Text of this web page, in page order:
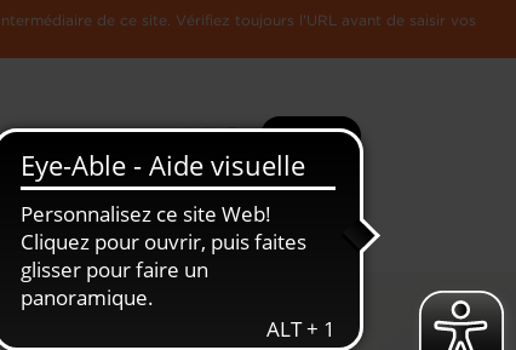
de ce site. Vérifiez toujours l'URL avant de saisir vos
Recherche Plus
L'Economie